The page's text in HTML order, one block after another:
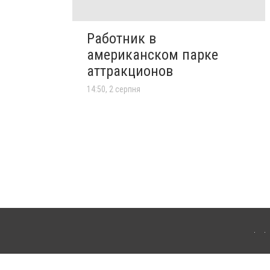
Работник в
американском парке
аттракционов
14:50, 2 серпня